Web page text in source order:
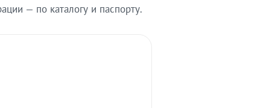
— по каталогу и паспорту.